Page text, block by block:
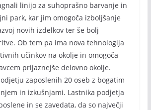
linijo za suhoprašno barvanje in
park, kar jim omogoča izboljšanje
novih izdelkov ter še bolj
Ob tem pa ima nova tehnologija
učinkov na okolje in omogoča
prijaznejše delovno okolje.
zaposlenih 20 oseb z bogatim
in izkušnjami. Lastnika podjetja
in se zavedata, da so največji